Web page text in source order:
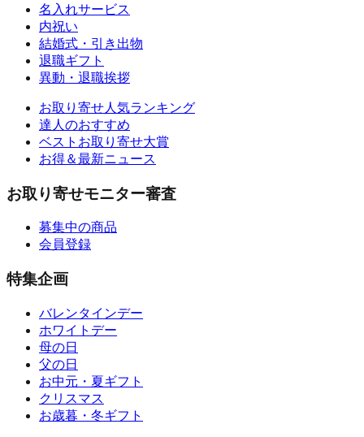
名入れサービス
内祝い
結婚式・引き出物
退職ギフト
異動・退職挨拶
お取り寄せ人気ランキング
達人のおすすめ
ベストお取り寄せ大賞
お得＆最新ニュース
お取り寄せモニター審査
募集中の商品
会員登録
特集企画
バレンタインデー
ホワイトデー
母の日
父の日
お中元・夏ギフト
クリスマス
お歳暮・冬ギフト